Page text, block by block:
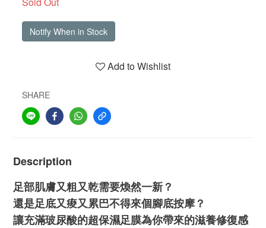
Notify When in Stock
Add to Wishlist
SHARE
Description
足部肌膚又粗又乾需要煥然一新？
還是足底又痠又累巴不得來個腳底按摩？
讓充滿玻尿酸的超保濕足膜為你帶來的滋養修復感